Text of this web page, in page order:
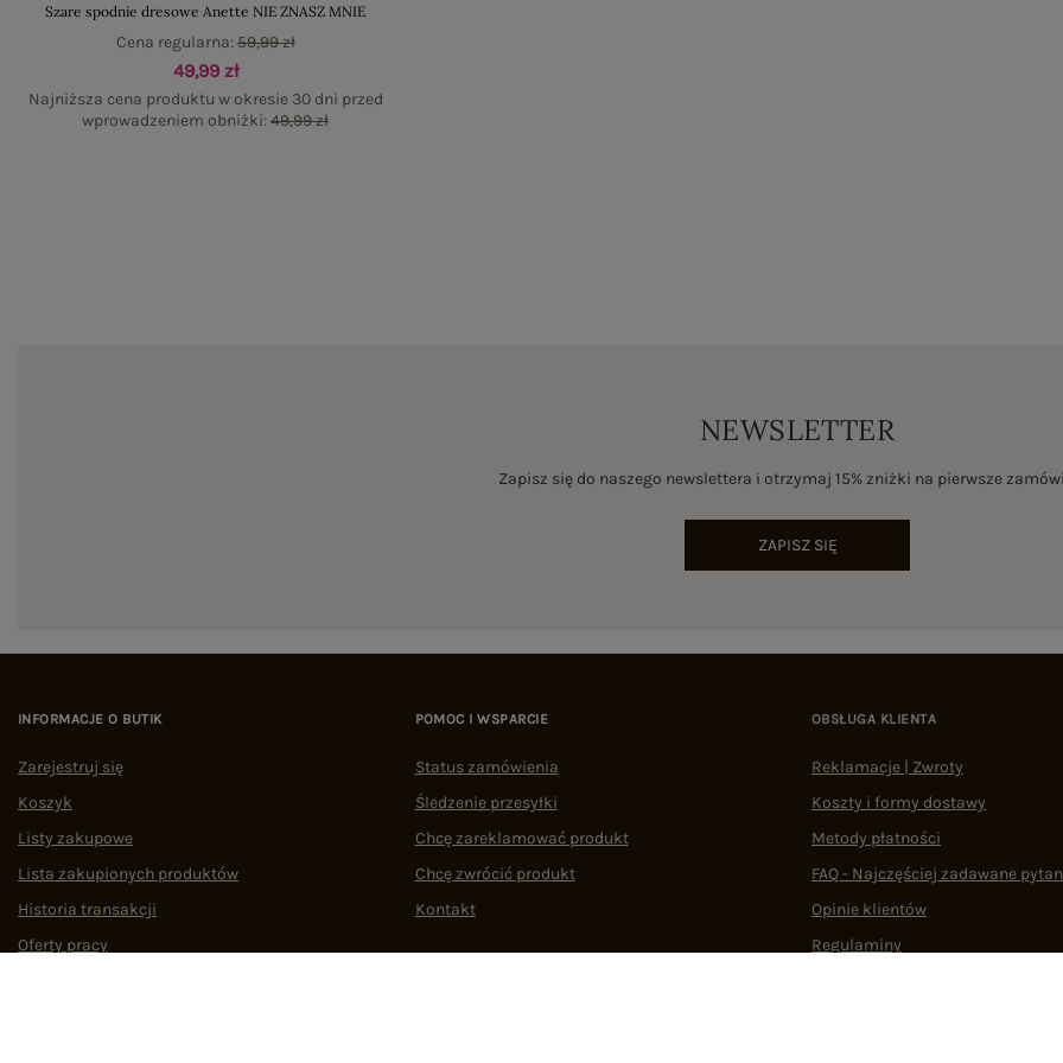
Szare spodnie dresowe Anette NIE ZNASZ MNIE
49,99 zł
Najniższa cena produktu w okresie 30 dni przed
wprowadzeniem obniżki:49,99 zł
Cena regularna:59,99 zł
NEWSLETTER
Zapisz się do naszego newslettera i otrzymaj 15% zniżki na pierwsze
ZAPISZ SIĘ
INFORMACJE O BUTIK
Zarejestruj się
Koszyk
Listy zakupowe
Lista zakupionych produktów
Historia transakcji
Oferty pracy
POMOC I WSPARCIE
Status zamówienia
Śledzenie przesyłki
Chcę zareklamować produkt
Chcę zwrócić produkt
Kontakt
OBSŁUGA KLIENTA
Reklamacje | Zwroty
Koszty i formy dostawy
Metody płatności
FAQ - Najczęściej zadawane
Opinie klientów
Regulaminy